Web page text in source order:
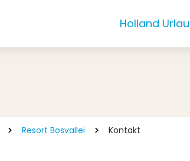
Holland
Resort Bosvallei Kontakt